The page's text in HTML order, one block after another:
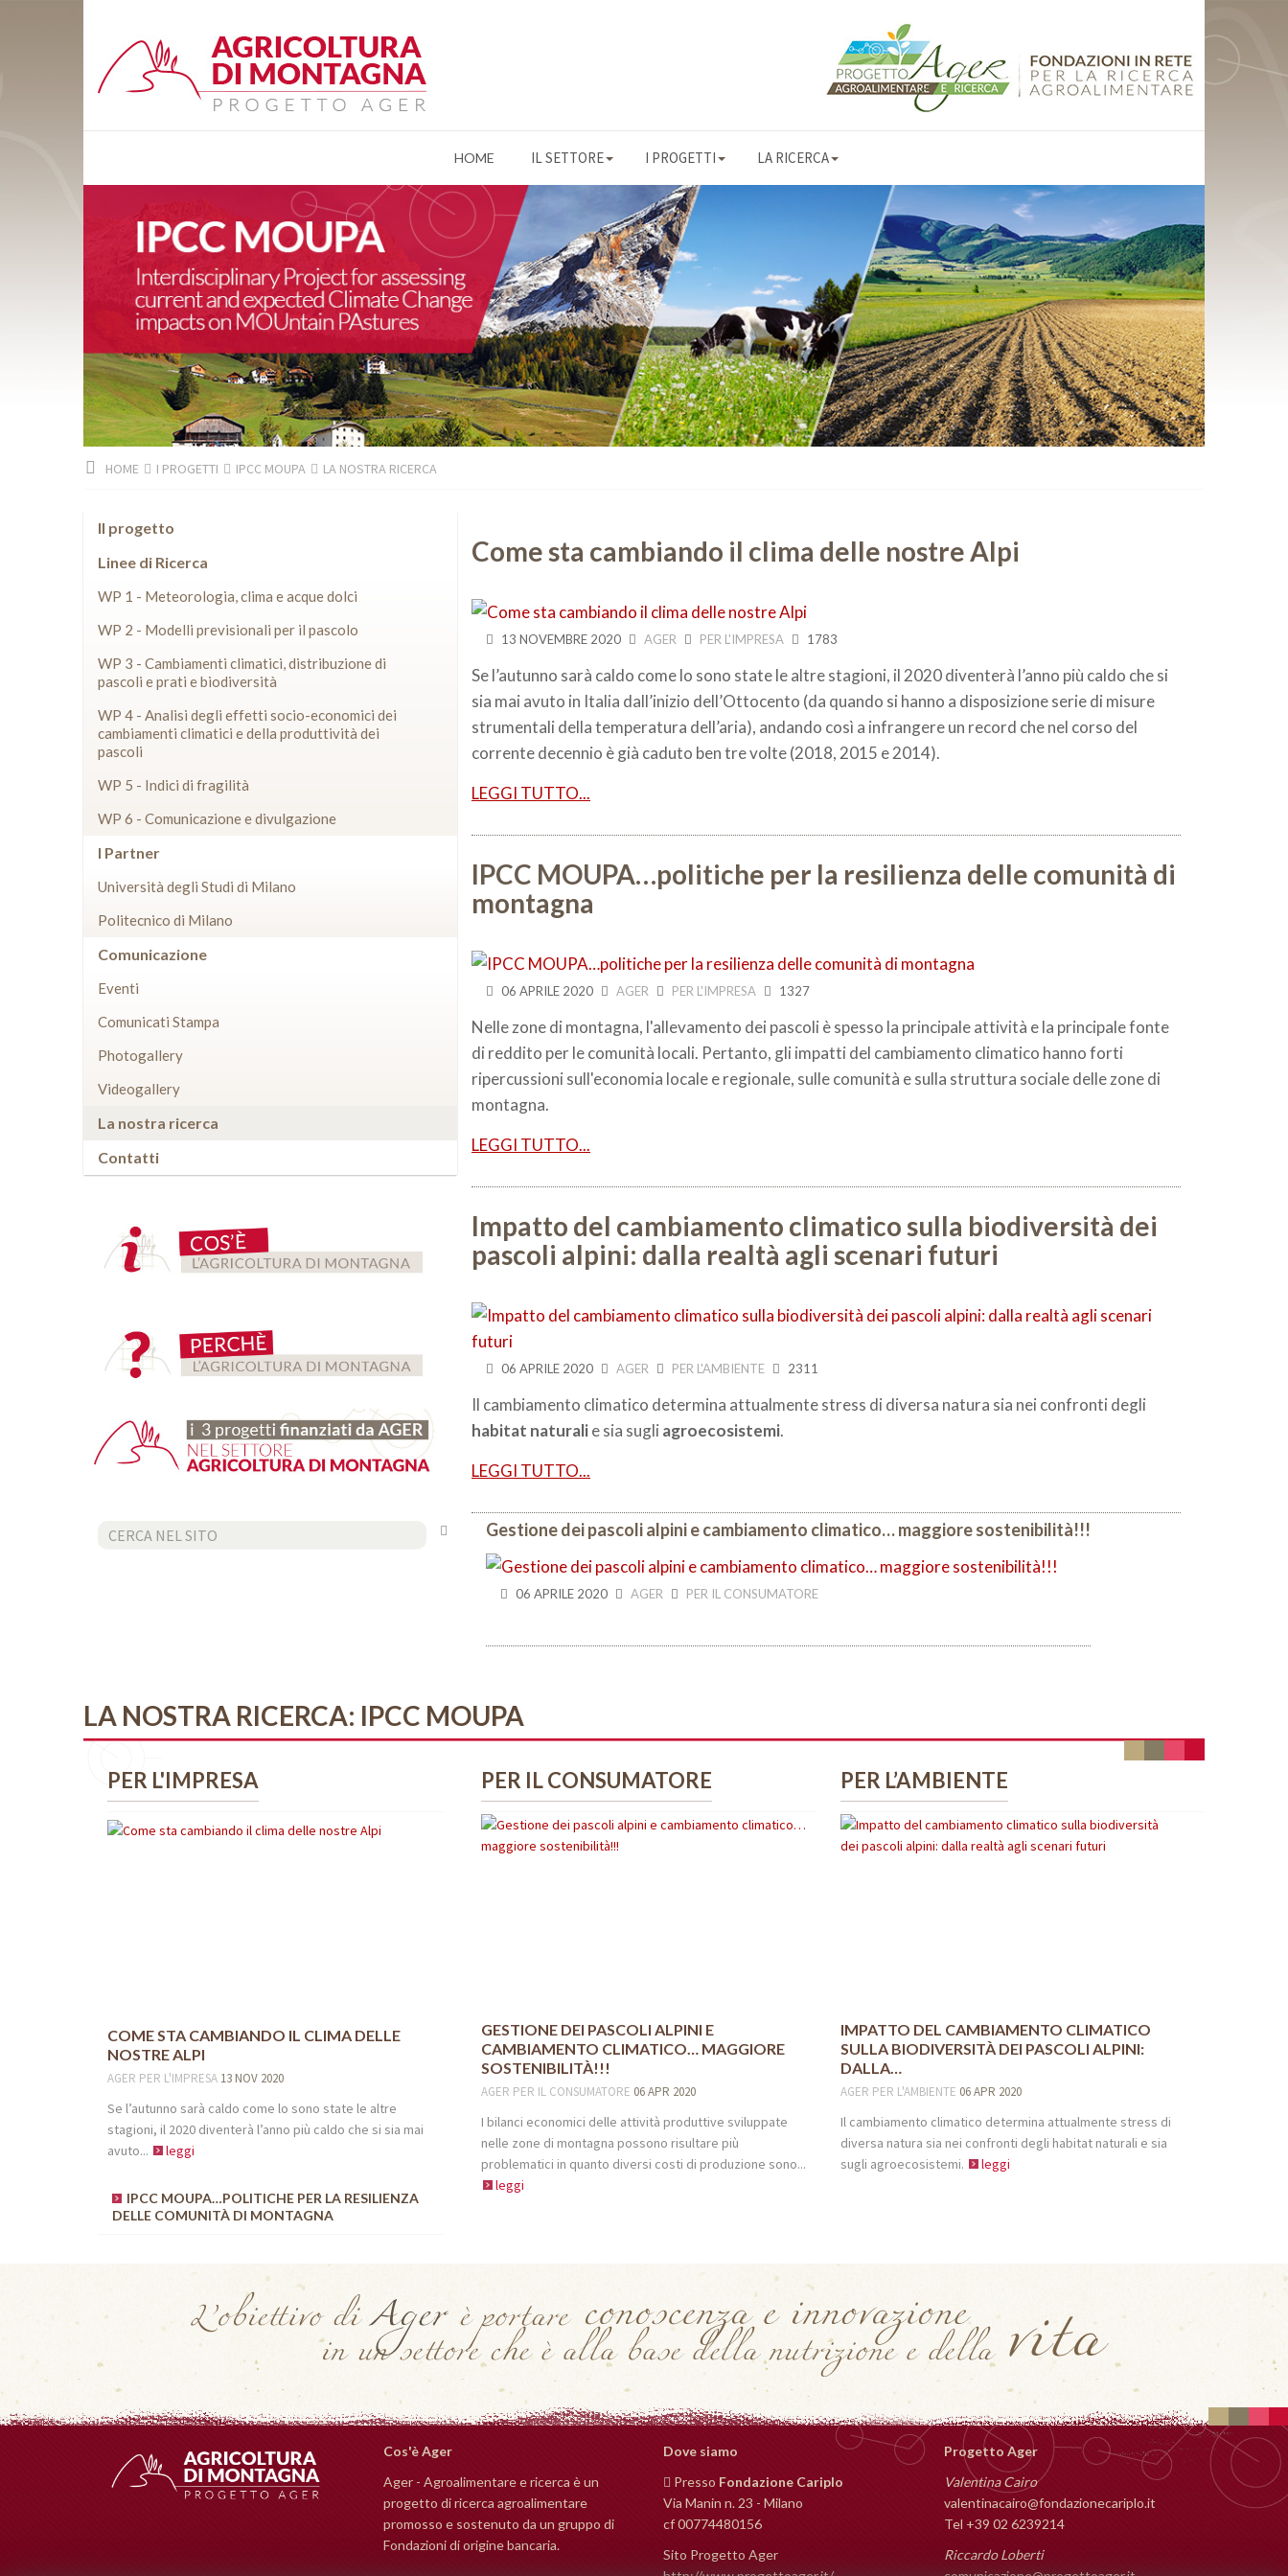
HOME IL SETTORE I PROGETTI LA RICERCA
HOME I PROGETTI IPCC MOUPA LA NOSTRA RICERCA
Il progetto
Linee di Ricerca
WP 1 - Meteorologia, clima e acque dolci
WP 2 - Modelli previsionali per il pascolo
WP 3 - Cambiamenti climatici, distribuzione di
pascoli e prati e biodiversità
WP 4 - Analisi degli effetti socio-economici dei
cambiamenti climatici e della produttività dei
pascoli
WP 5 - Indici di fragilità
WP 6 - Comunicazione e divulgazione
I Partner
Università degli Studi di Milano
Politecnico di Milano
Comunicazione
Eventi
Comunicati Stampa
Photogallery
Videogallery
La nostra ricerca
Contatti
Come sta cambiando il clima delle nostre Alpi
13 NOVEMBRE 2020 AGER PER L'IMPRESA 1783
Se l’autunno sarà caldo come lo sono state le altre stagioni, il 2020 diventerà l’anno più caldo che si
sia mai avuto in Italia dall’inizio dell’Ottocento (da quando si hanno a disposizione serie di misure
strumentali della temperatura dell’aria), andando così a infrangere un record che nel corso del
corrente decennio è già caduto ben tre volte (2018, 2015 e 2014).
LEGGI TUTTO...
IPCC MOUPA…politiche per la resilienza delle comunità di
montagna
06 APRILE 2020 AGER PER L'IMPRESA 1327
Nelle zone di montagna, l'allevamento dei pascoli è spesso la principale attività e la principale fonte
di reddito per le comunità locali. Pertanto, gli impatti del cambiamento climatico hanno forti
ripercussioni sull'economia locale e regionale, sulle comunità e sulla struttura sociale delle zone di
montagna.
LEGGI TUTTO...
Impatto del cambiamento climatico sulla biodiversità dei
pascoli alpini: dalla realtà agli scenari futuri
06 APRILE 2020 AGER PER L'AMBIENTE 2311
Il cambiamento climatico determina attualmente stress di diversa natura sia nei confronti degli
habitat naturalie sia sugli agroecosistemi.
LEGGI TUTTO...
Gestione dei pascoli alpini e cambiamento climatico… maggiore sostenibilità!!!
06 APRILE 2020 AGER PER IL CONSUMATORE
LA NOSTRA RICERCA: IPCC MOUPA
PER L'IMPRESA
COME STA CAMBIANDO IL CLIMA DELLE
NOSTRE ALPI
AGER PER L'IMPRESA 13 NOV 2020
Se l’autunno sarà caldo come lo sono state le altre
stagioni, il 2020 diventerà l’anno più caldo che si sia mai
avuto...
leggi
IPCC MOUPA…POLITICHE PER LA RESILIENZA
DELLE COMUNITÀ DI MONTAGNA
PER IL CONSUMATORE
GESTIONE DEI PASCOLI ALPINI E
CAMBIAMENTO CLIMATICO… MAGGIORE
SOSTENIBILITÀ!!!
AGER PER IL CONSUMATORE 06 APR 2020
I bilanci economici delle attività produttive sviluppate
nelle zone di montagna possono risultare più
problematici in quanto diversi costi di produzione sono...
leggi
PER L’AMBIENTE
IMPATTO DEL CAMBIAMENTO CLIMATICO
SULLA BIODIVERSITÀ DEI PASCOLI ALPINI:
DALLA…
AGER PER L'AMBIENTE 06 APR 2020
Il cambiamento climatico determina attualmente stress di
diversa natura sia nei confronti degli habitat naturali e sia
sugli agroecosistemi.
leggi
Cos'è Ager
Ager - Agroalimentare e ricerca è un
progetto di ricerca agroalimentare
promosso e sostenuto da un gruppo di
Fondazioni di origine bancaria.
Dove siamo
Presso Fondazione Cariplo
Via Manin n. 23 - Milano
cf 00774480156
Sito Progetto Ager
Progetto Ager
Valentina Cairo
valentinacairo@fondazionecariplo.it
Tel +39 02 6239214
Riccardo Loberti